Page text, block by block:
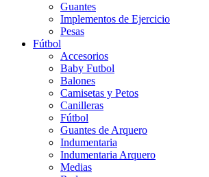
Guantes
Implementos de Ejercicio
Pesas
Fútbol
Accesorios
Baby Futbol
Balones
Camisetas y Petos
Canilleras
Fútbol
Guantes de Arquero
Indumentaria
Indumentaria Arquero
Medias